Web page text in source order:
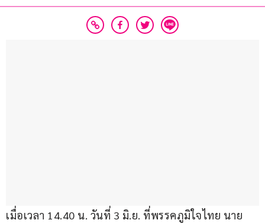
เมื่อเวลา 14.40 น. วันที่ 3 มิ.ย. ที่พรรคภูมิใจไทย นาย